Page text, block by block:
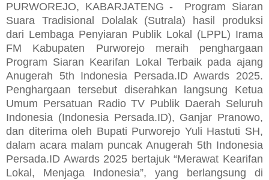
PURWOREJO, KABARJATENG - Program Siaran
Suara Tradisional Dolalak (Sutrala) hasil produksi
dari Lembaga Penyiaran Publik Lokal (LPPL) Irama
FM Kabupaten Purworejo meraih penghargaan
Program Siaran Kearifan Lokal Terbaik pada ajang
Anugerah 5th Indonesia Persada.ID Awards 2025.
Penghargaan tersebut diserahkan langsung Ketua
Umum Persatuan Radio TV Publik Daerah Seluruh
Indonesia (Indonesia Persada.ID), Ganjar Pranowo,
dan diterima oleh Bupati Purworejo Yuli Hastuti SH,
dalam acara malam puncak Anugerah 5th Indonesia
Persada.ID Awards 2025 bertajuk “Merawat Kearifan
Lokal, Menjaga Indonesia”, yang berlangsung di